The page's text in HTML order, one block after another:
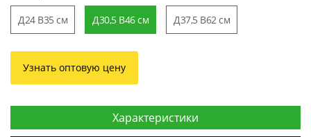
Д24 В35 cм Д30,5 В46 cм Д37,5 В62 cм
Узнать оптовую цену
Характеристики